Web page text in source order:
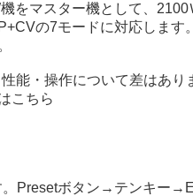
をマスター機として、2100
の7モードに対応します
能・操作について差はあり
こちら
Presetボタン→テンキー